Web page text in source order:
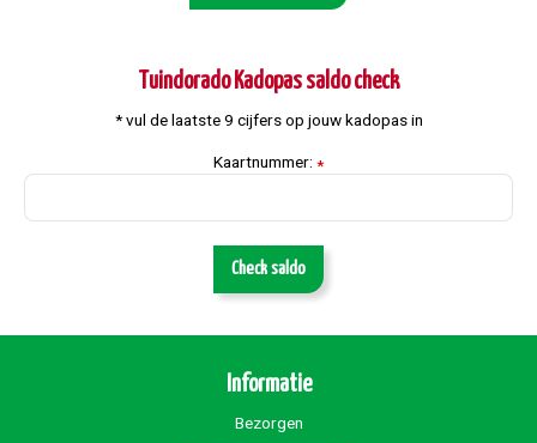
Tuindorado Kadopas saldo check
* vul de laatste 9 cijfers op jouw kadopas in
Kaartnummer: *
Check saldo
Informatie
Bezorgen